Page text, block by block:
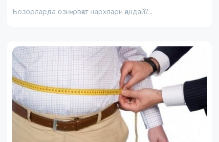
Бозорларда озиқ-овқат нархлари қандай?...